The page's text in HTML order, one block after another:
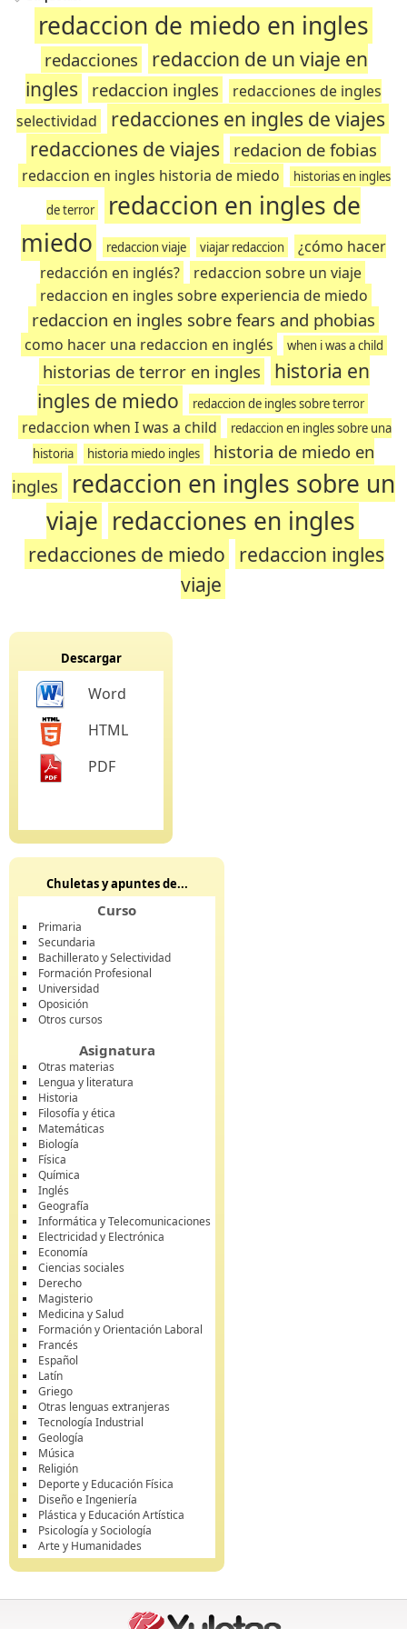
redaccion de miedo en ingles
redacciones
redaccion de un viaje en
ingles
redaccion ingles
redacciones de ingles
selectividad
redacciones en ingles de viajes
redacciones de viajes
redacion de fobias
redaccion en ingles historia de miedo historias en ingles
de terror
redaccion en ingles de
miedo
redaccion viaje viajar redaccion
¿cómo hacer
redacción en inglés?
redaccion sobre un viaje
redaccion en ingles sobre experiencia de miedo
redaccion en ingles sobre fears and phobias
como hacer una redaccion en inglés when i was a child
historias de terror en ingles
historia en
ingles de miedo
redaccion de ingles sobre terror
redaccion when I was a child
redaccion en ingles sobre una
historia
historia miedo ingles
historia de miedo en
ingles
redaccion en ingles sobre un
viaje redacciones en ingles
redacciones de miedo redaccion ingles
viaje
Descargar
Word
HTML
PDF
Chuletas y apuntes de...
Curso
Primaria
Secundaria
Bachillerato y Selectividad
Formación Profesional
Universidad
Oposición
Otros cursos
Asignatura
Otras materias
Lengua y literatura
Historia
Filosofía y ética
Matemáticas
Biología
Física
Química
Inglés
Geografía
Informática y Telecomunicaciones
Electricidad y Electrónica
Economía
Ciencias sociales
Derecho
Magisterio
Medicina y Salud
Formación y Orientación Laboral
Francés
Español
Latín
Griego
Otras lenguas extranjeras
Tecnología Industrial
Geología
Música
Religión
Deporte y Educación Física
Diseño e Ingeniería
Plástica y Educación Artística
Psicología y Sociología
Arte y Humanidades